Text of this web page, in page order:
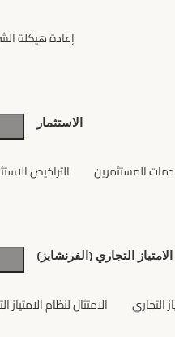
إعادة هيكلة
الاستثمار
المستثمرين التراخيص
الامتياز التجاري (الفرنشايز)
التجاري الامتثال لنظام الامتياز